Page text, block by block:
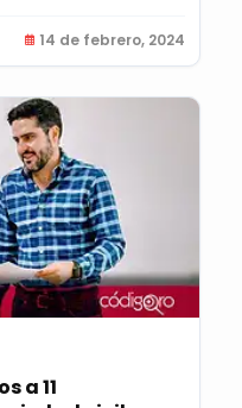
14 de febrero, 2024
a 11